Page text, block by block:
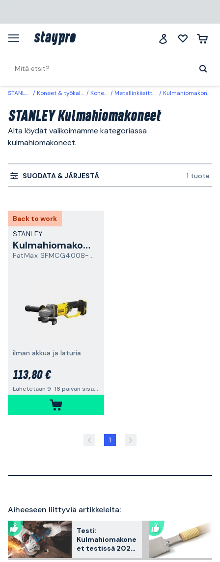
STANLEY Koneet & työkalut Koneet Metallinkäsittely Kulmahiomakoneet
STANLEY Kulmahiomakoneet
Alta löydät valikoimamme kategoriassa
kulmahiomakoneet.
SUODATA & JÄRJESTÄ 1 tuote
Back to work
STANLEY
Kulmahiomakone
FatMax SFMCG400B-XJ
ilman akkua ja laturia
113,80 €
Lähetetään 9-16 päivän sisällä
1
Aiheeseen liittyviä artikkeleita:
Testi:
Kulmahiomakone
et testissä 2026
– 3